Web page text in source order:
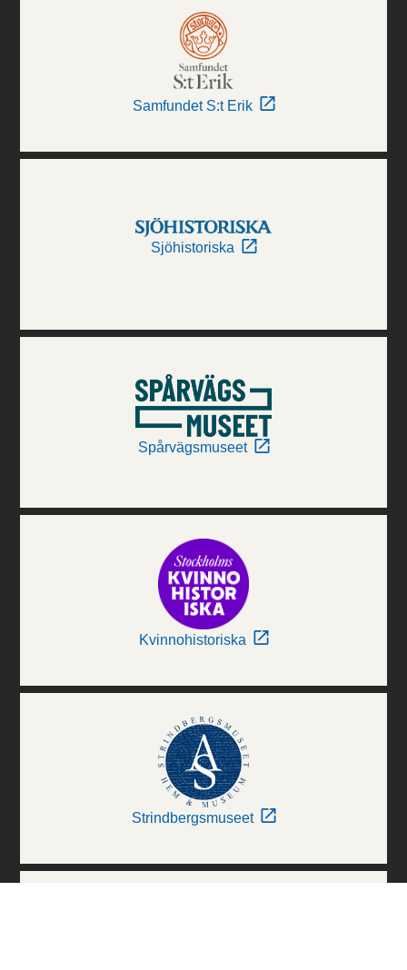
Samfundet S:t Erik
Sjöhistoriska
Spårvägsmuseet
Kvinnohistoriska
Strindbergsmuseet